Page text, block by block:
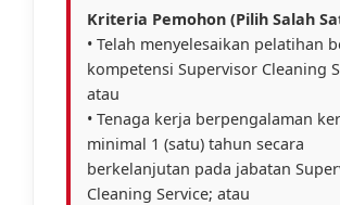
Kriteria Pemohon (Pilih Salah
• Telah menyelesaikan pelatihan
kompetensi Supervisor Cleaning
atau
• Tenaga kerja berpengalaman
minimal 1 (satu) tahun secara
berkelanjutan pada jabatan
Cleaning Service; atau